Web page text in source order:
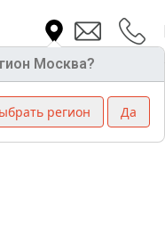
Москва?
регион Да